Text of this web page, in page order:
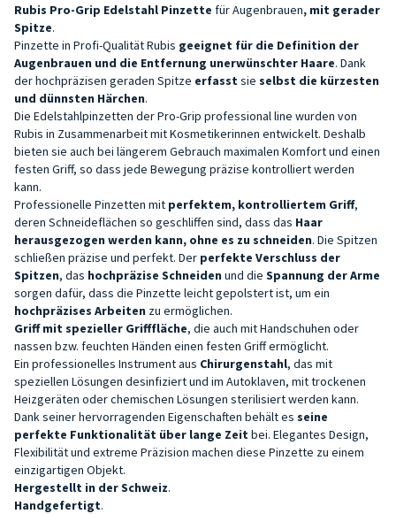
Rubis Pro-Grip Edelstahl Pinzette für Augenbrauen, mit gerader
Spitze.
Pinzette in Profi-QualitätRubis geeignet für die Definition der
Augenbrauen und die Entfernung unerwünschter Haare. Dank
der hochpräzisen geraden Spitze erfasst sie selbst die kürzesten
und dünnsten Härchen.
Die Edelstahlpinzetten der Pro-Grip professional line wurden von
Rubis in Zusammenarbeit mit Kosmetikerinnen entwickelt. Deshalb
bieten sie auch bei längerem Gebrauch maximalen Komfort und einen
festen Griff, so dass jede Bewegung präzise kontrolliert werden
kann.
Professionelle Pinzetten mit perfektem, kontrolliertem Griff,
deren Schneideflächen so geschliffen sind, dass das Haar
herausgezogen werden kann, ohne es zu schneiden. Die Spitzen
schließen präzise und perfekt. Der perfekte Verschluss der
Spitzen, das hochpräzise Schneiden und die Spannung der Arme
sorgen dafür, dass die Pinzette leicht gepolstert ist, um ein
hochpräzises Arbeiten zu ermöglichen.
Griff mit spezieller Grifffläche, die auch mit Handschuhen oder
nassen bzw. feuchten Händen einen festen Griff ermöglicht.
Ein professionelles Instrument aus Chirurgenstahl, das mit
speziellen Lösungen desinfiziert und im Autoklaven, mit trockenen
Heizgeräten oder chemischen Lösungen sterilisiert werden kann.
Dank seiner hervorragenden Eigenschaften behält es seine
perfekte Funktionalität über lange Zeit bei. Elegantes Design,
Flexibilität und extreme Präzision machen diese Pinzette zu einem
einzigartigen Objekt.
Hergestellt in der Schweiz.
Handgefertigt.